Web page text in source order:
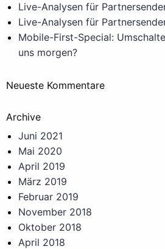
Live-Analysen für
Live-Analysen für
Mobile-First-Special:
uns morgen?
Neueste Kommentare
Archive
Juni 2021
Mai 2020
April 2019
März 2019
Februar 2019
November 2018
Oktober 2018
April 2018